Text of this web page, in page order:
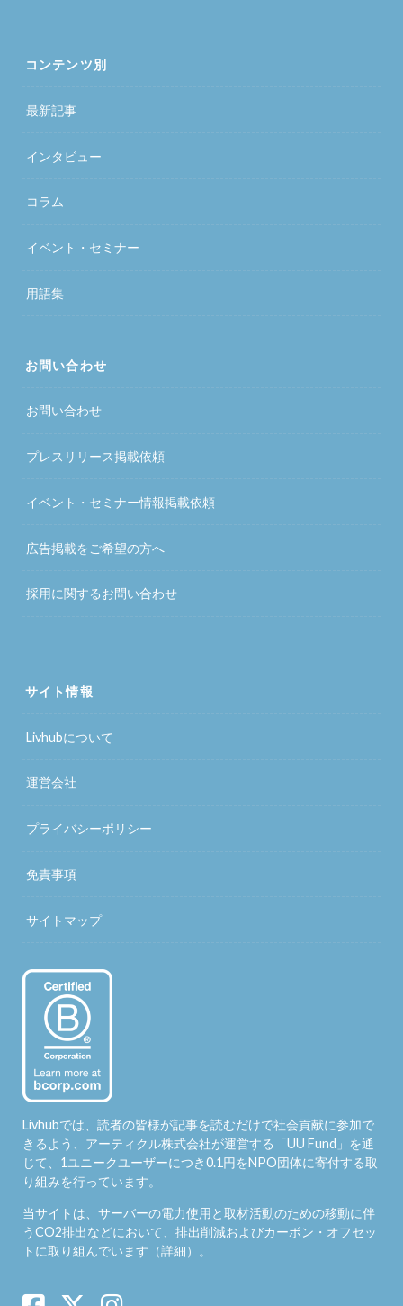
コンテンツ別
最新記事
インタビュー
コラム
イベント・セミナー
用語集
お問い合わせ
お問い合わせ
プレスリリース掲載依頼
イベント・セミナー情報掲載依頼
広告掲載をご希望の方へ
採用に関するお問い合わせ
サイト情報
Livhubについて
運営会社
プライバシーポリシー
免責事項
サイトマップ
Livhubでは、読者の皆様が記事を読むだけで社会貢献に参加で
きるよう、アーティクル株式会社が運営する「UU Fund 」を通
じて、1ユニークユーザーにつき0.1円をNPO団体に寄付する取
り組みを行っています。
当サイトは、サーバーの電力使用と取材活動のための移動に伴
うCO2排出などにおいて、排出削減およびカーボン・オフセッ
トに取り組んでいます（詳細）。